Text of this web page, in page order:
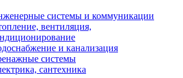
системы и коммуникации
вентиляция,
и канализация
системы
сантехника